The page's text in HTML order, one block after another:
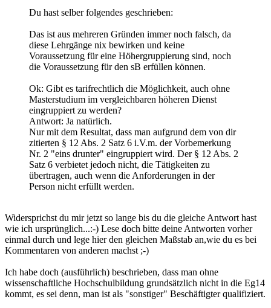
Du hast selber folgendes geschrieben:
Das ist aus mehreren Gründen immer noch falsch, da
diese Lehrgänge nix bewirken und keine
Voraussetzung für eine Höhergruppierung sind, noch
die Voraussetzung für den sB erfüllen können.
Ok: Gibt es tarifrechtlich die Möglichkeit, auch ohne
Masterstudium im vergleichbaren höheren Dienst
eingruppiert zu werden?
Antwort: Ja natürlich.
Nur mit dem Resultat, dass man aufgrund dem von dir
zitierten § 12 Abs. 2 Satz 6 i.V.m. der Vorbemerkung
Nr. 2 "eins drunter" eingruppiert wird. Der § 12 Abs. 2
Satz 6 verbietet jedoch nicht, die Tätigkeiten zu
übertragen, auch wenn die Anforderungen in der
Person nicht erfüllt werden.
Widersprichst du mir jetzt so lange bis du die gleiche Antwort hast
wie ich ursprünglich...:-) Lese doch bitte deine Antworten vorher
einmal durch und lege hier den gleichen Maßstab an,wie du es bei
Kommentaren von anderen machst ;-)
Ich habe doch (ausführlich) beschrieben, dass man ohne
wissenschaftliche Hochschulbildung grundsätzlich nicht in die Eg14
kommt, es sei denn, man ist als "sonstiger" Beschäftigter qualifiziert.